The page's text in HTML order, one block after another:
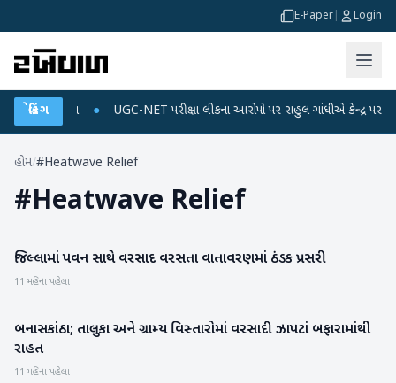
E-Paper Login
બ્રેકિંગ
ડેટા પ્લાન ● UGC-NET પરીક્ષા લીકના આરોપો પર રાહુલ ગાંધીએ કેન્દ્ર પર પ્રહાર
હોમ/#Heatwave Relief
#Heatwave Relief
બનાસકાંઠા
જિલ્લામાં પવન સાથે વરસાદ વરસતા વાતાવરણમાં ઠંડક પ્રસરી
11 મહિના પહેલા
બનાસકાંઠા
બનાસકાંઠા; તાલુકા અને ગ્રામ્ય વિસ્તારોમાં વરસાદી ઝાપટાં બફારામાંથી
રાહત
11 મહિના પહેલા